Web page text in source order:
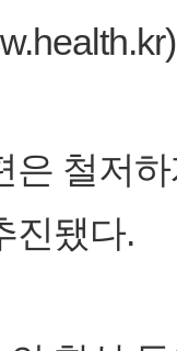
은 철저
진됐다.